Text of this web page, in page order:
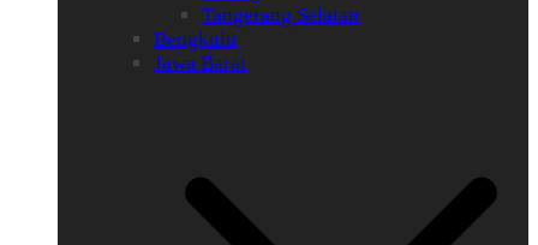
Tangerang Selatan
Bengkulu
Jawa Barat